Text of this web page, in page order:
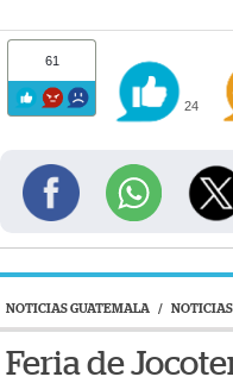
61
24
NOTICIAS GUATEMALA / NOTICIAS
Feria de